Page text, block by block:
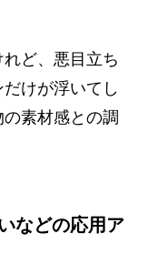
ど、悪目立ち
けが浮いてし
素材感との調
などの応用ア